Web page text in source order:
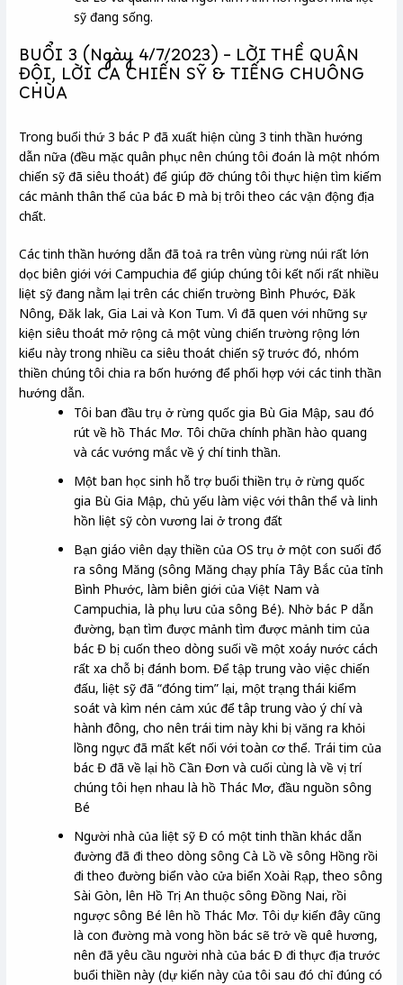
sỹ đang sống.
BUỔI 3 (Ngày 4/7/2023) – LỜI THỀ QUÂN
ĐỘI, LỜI CA CHIẾN SỸ & TIẾNG CHUÔNG
CHÙA
Trong buổi thứ 3 bác P đã xuất hiện cùng 3 tinh thần hướng
dẫn nữa (đều mặc quân phục nên chúng tôi đoán là một nhóm
chiến sỹ đã siêu thoát) để giúp đỡ chúng tôi thực hiện tìm kiếm
các mảnh thân thể của bác Đ mà bị trôi theo các vận động địa
chất.
Các tinh thần hướng dẫn đã toả ra trên vùng rừng núi rất lớn
dọc biên giới với Campuchia để giúp chúng tôi kết nối rất nhiều
liệt sỹ đang nằm lại trên các chiến trường Bình Phước, Đăk
Nông, Đăk lak, Gia Lai và Kon Tum. Vì đã quen với những sự
kiện siêu thoát mở rộng cả một vùng chiến trường rộng lớn
kiểu này trong nhiều ca siêu thoát chiến sỹ trước đó, nhóm
thiền chúng tôi chia ra bốn hướng để phối hợp với các tinh thần
hướng dẫn.
Tôi ban đầu trụ ở rừng quốc gia Bù Gia Mập, sau đó
rút về hồ Thác Mơ. Tôi chữa chính phần hào quang
và các vướng mắc về ý chí tinh thần.
Một ban học sinh hỗ trợ buổi thiền trụ ở rừng quốc
gia Bù Gia Mập, chủ yếu làm việc với thân thể và linh
hồn liệt sỹ còn vương lai ở trong đất
Bạn giáo viên dạy thiền của OS trụ ở một con suối đổ
ra sông Măng (sông Măng chạy phía Tây Bắc của tỉnh
Bình Phước, làm biên giới của Việt Nam và
Campuchia, là phụ lưu của sông Bé). Nhờ bác P dẫn
đường, bạn tìm được mảnh tìm được mảnh tim của
bác Đ bị cuốn theo dòng suối về một xoáy nước cách
rất xa chỗ bị đánh bom. Để tập trung vào việc chiến
đấu, liệt sỹ đã “đóng tim” lại, một trạng thái kiểm
soát và kìm nén cảm xúc để tâp trung vào ý chí và
hành đông, cho nên trái tim này khi bị văng ra khỏi
lồng ngực đã mất kết nối với toàn cơ thể. Trái tim của
bác Đ đã về lại hồ Cần Đơn và cuối cùng là về vị trí
chúng tôi hẹn nhau là hồ Thác Mơ, đầu nguồn sông
Bé
Người nhà của liệt sỹ Đ có một tinh thần khác dẫn
đường đã đi theo dòng sông Cà Lồ về sông Hồng rồi
đi theo đường biển vào cửa biển Xoài Rạp, theo sông
Sài Gòn, lên Hồ Trị An thuộc sông Đồng Nai, rồi
ngược sông Bé lên hồ Thác Mơ. Tôi dự kiến đây cũng
là con đường mà vong hồn bác sẽ trở về quê hương,
nên đã yêu cầu người nhà của bác Đ đi thực địa trước
buổi thiền này (dự kiến này của tôi sau đó chỉ đúng có